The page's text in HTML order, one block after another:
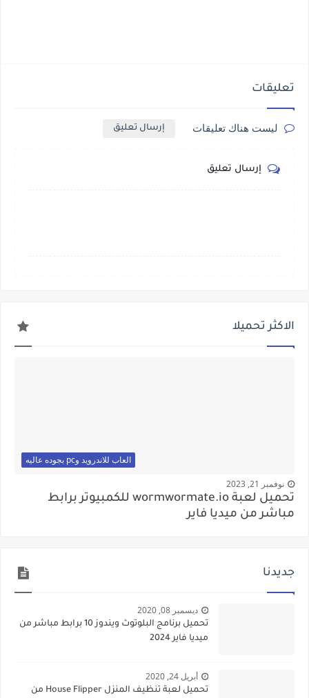
تعليقات
ليست هناك تعليقات إرسال تعليق
إرسال تعليق
الاكثر تحميلا
العاب للاندرويد وpc بجوده عاليه
نوفمبر 21, 2023
تحميل لعبة wormwormate.io للكمبيوتر برابط
مباشر من ميديا فاير
جديدنا
ديسمبر 08, 2020
تحميل برنامج البلوتوث ويندوز 10 برابط مباشر من
ميديا فاير 2024
أبريل 24, 2020
تحميل لعبة تنظيف المنزل House Flipper من